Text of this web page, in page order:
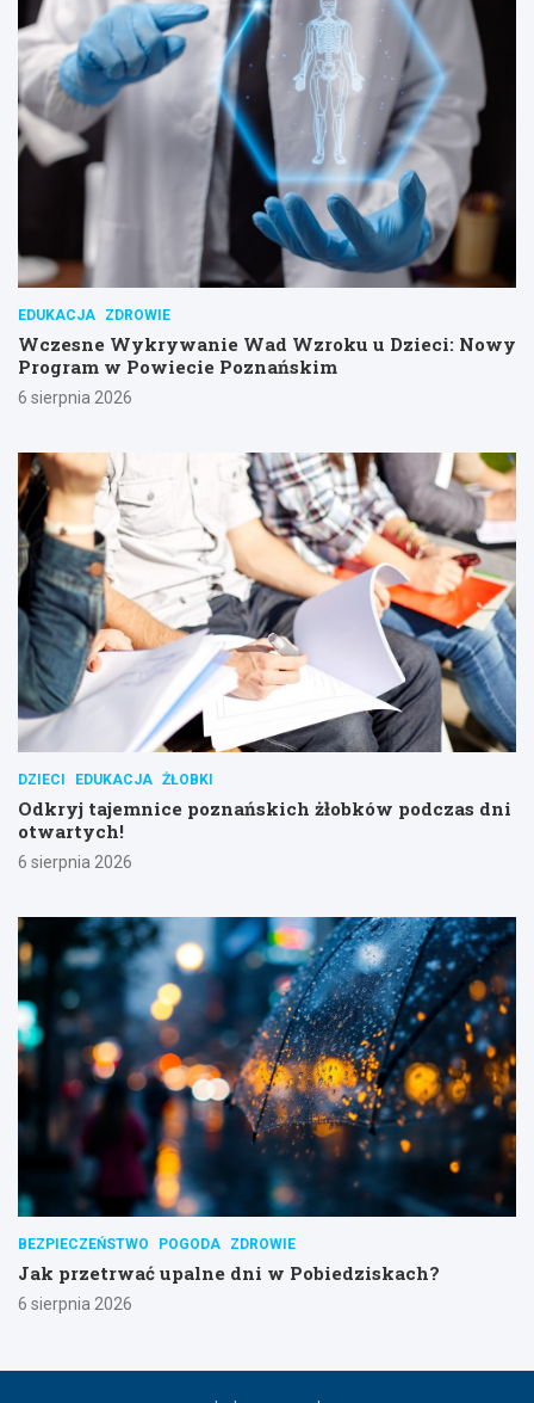
EDUKACJA ZDROWIE
Wczesne Wykrywanie Wad Wzroku u Dzieci: Nowy
Program w Powiecie Poznańskim
6 sierpnia 2026
DZIECI EDUKACJA ŻŁOBKI
Odkryj tajemnice poznańskich żłobków podczas dni
otwartych!
6 sierpnia 2026
BEZPIECZEŃSTWO POGODA ZDROWIE
Jak przetrwać upalne dni w Pobiedziskach?
6 sierpnia 2026